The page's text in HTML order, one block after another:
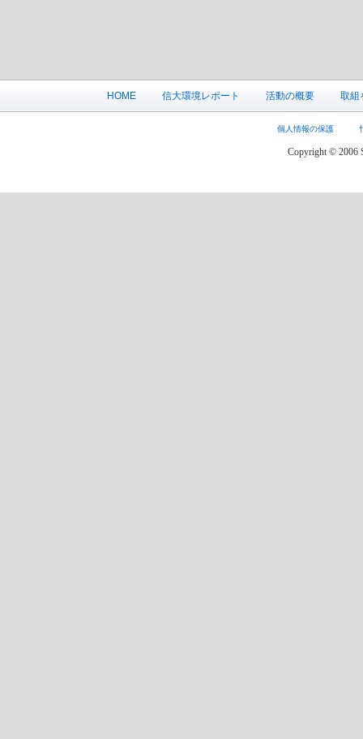
HOME 信大環境レポート 活動の概要 取組
個人情報の保護
Copyright © 2006